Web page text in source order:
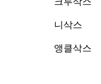
크루삭스
니삭스
앵클삭스